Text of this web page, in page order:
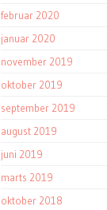
februar 2020
januar 2020
november 2019
oktober 2019
september 2019
august 2019
juni 2019
marts 2019
oktober 2018